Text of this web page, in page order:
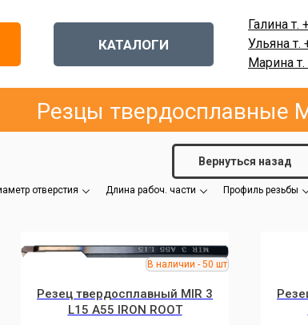
КАТАЛОГИ
Галина т.
Ульяна т.
Марина
Резцы твердосплавные
Вернуться назад
отверстия Длина рабоч. части Профиль резьбы
Резец твердосплавный MIR 3
L15 A55 IRON ROOT